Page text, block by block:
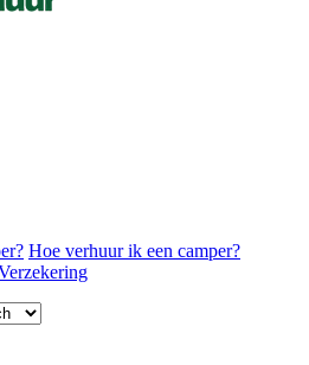
Hoe verhuur ik een camper?